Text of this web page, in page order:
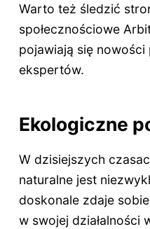
Warto też śledzić
społecznościowe
pojawiają się
ekspertów.
Ekologiczne
W dzisiejszych
naturalne jest
doskonale zdaje
w swojej działalności